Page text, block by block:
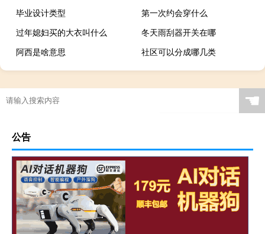
毕业设计类型
第一次约会穿什么
过年媳妇买的大衣叫什么
冬天雨刮器开关在哪
阿西是啥意思
社区可以分成哪几类
☚
公告